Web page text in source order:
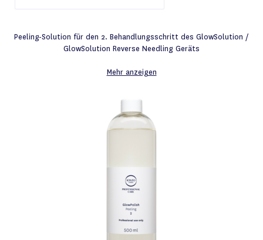
Peeling-Solution für den 2. Behandlungsschritt des GlowSolution /
GlowSolution Reverse Needling Geräts
Mehr anzeigen